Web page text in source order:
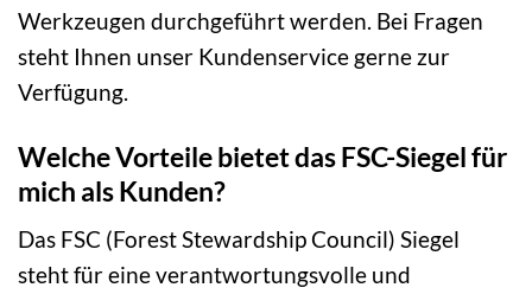
Werkzeugen durchgeführt werden. Bei Fragen
steht Ihnen unser Kundenservice gerne zur
Verfügung.
Welche Vorteile bietet das FSC-Siegel für
mich als Kunden?
Das FSC (Forest Stewardship Council) Siegel
steht für eine verantwortungsvolle und